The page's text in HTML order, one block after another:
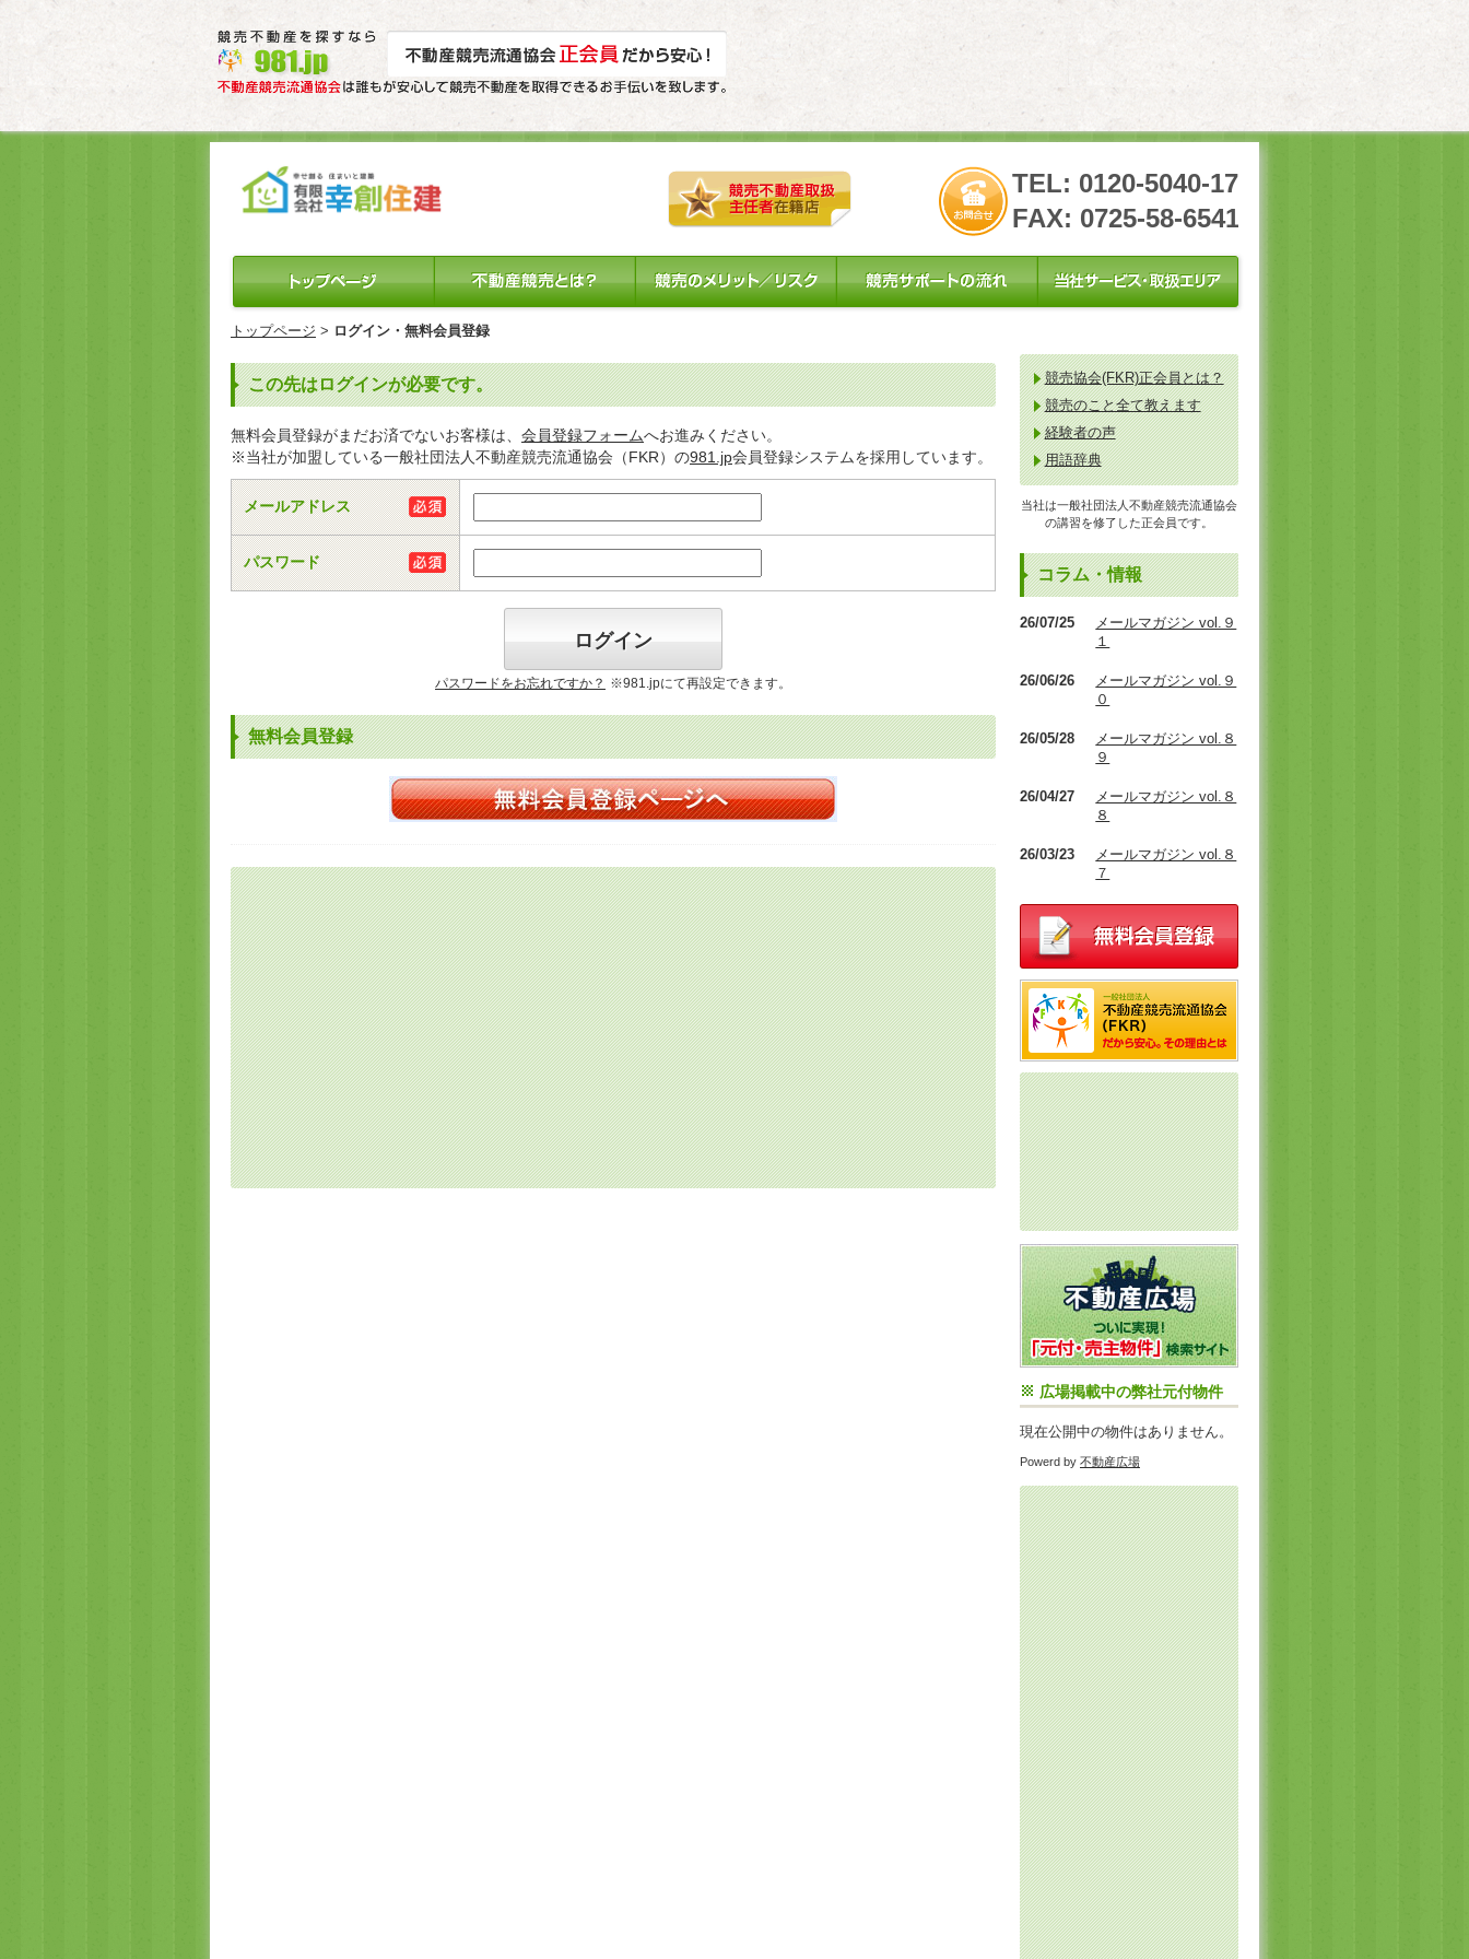
TEL: 0120-5040-17
FAX: 0725-58-6541
トップページ > ログイン・無料会員登録
この先はログインが必要です。
無料会員登録がまだお済でないお客様は、 会員登録フォームへお進みください。
※当社が加盟している一般社団法人不動産競売流通協会（FKR）の981.jp会員登録システムを採用しています。
メールアドレス
パスワード
ログイン
パスワードをお忘れですか？ ※981.jpにて再設定できます。
無料会員登録
競売協会(FKR)正会員とは？
競売のこと全て教えます
経験者の声
用語辞典
当社は一般社団法人不動産競売流通協会
の講習を修了した正会員です。
コラム・情報
26/07/25
メールマガジン vol.９
１
26/06/26
メールマガジン vol.９
０
26/05/28
メールマガジン vol.８
９
26/04/27
メールマガジン vol.８
８
26/03/23
メールマガジン vol.８
７
広場掲載中の弊社元付物件
現在公開中の物件はありません。
Powerd by 不動産広場